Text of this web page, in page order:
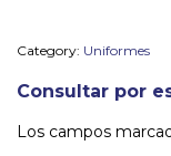
Category: Uniformes
Consultar por
Los campos